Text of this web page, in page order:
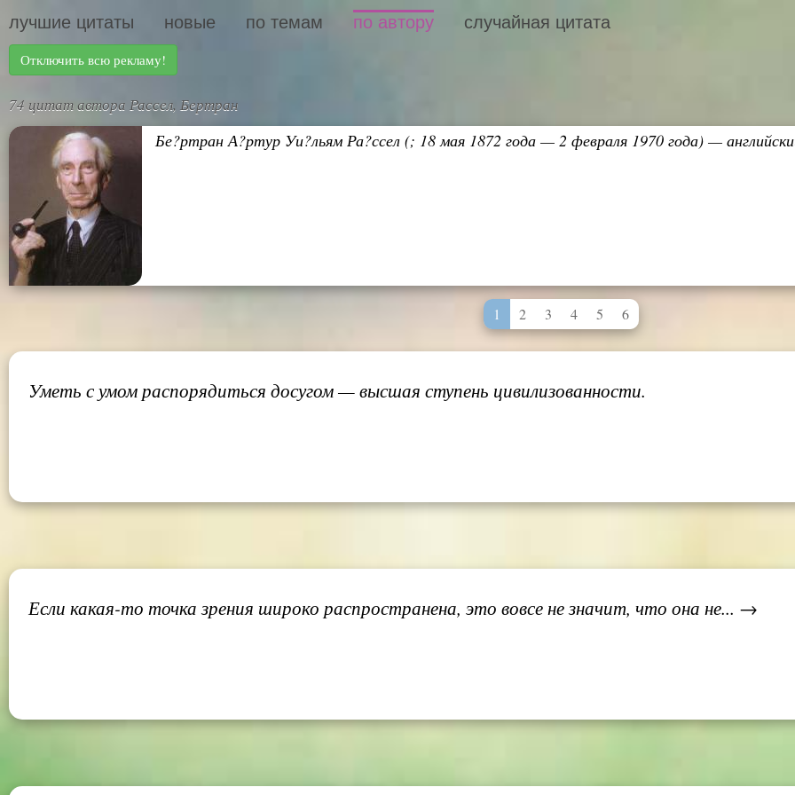
лучшие цитаты новые по темам по автору случайная цитата
Отключить всю рекламу!
74 цитат автора Рассел, Бертран
Бе?ртран А?ртур Уи?льям Ра?ссел (; 18 мая 1872 года — 2 февраля 1970 года) —
1 2 3 4 5 6
Уметь с умом распорядиться досугом — высшая ступень цивилизованности.
Если какая-то точка зрения широко распространена, это вовсе не значит, что она не... →